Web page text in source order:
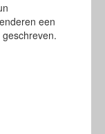
een